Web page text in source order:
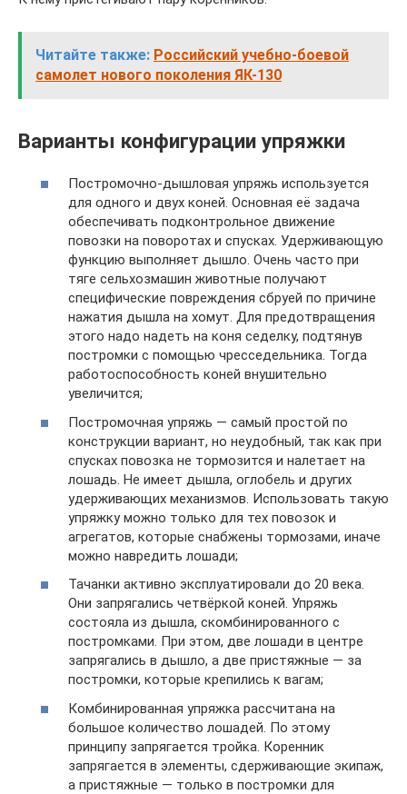
Читайте также: Российский учебно-боевой
самолет нового поколения ЯК-130
Варианты конфигурации упряжки
Постромочно-дышловая упряжь используется
для одного и двух коней. Основная её задача
обеспечивать подконтрольное движение
повозки на поворотах и спусках. Удерживающую
функцию выполняет дышло. Очень часто при
тяге сельхозмашин животные получают
специфические повреждения сбруей по причине
нажатия дышла на хомут. Для предотвращения
этого надо надеть на коня седелку, подтянув
постромки с помощью чресседельника. Тогда
работоспособность коней внушительно
увеличится;
Постромочная упряжь — самый простой по
конструкции вариант, но неудобный, так как при
спусках повозка не тормозится и налетает на
лошадь. Не имеет дышла, оглобель и других
удерживающих механизмов. Использовать такую
упряжку можно только для тех повозок и
агрегатов, которые снабжены тормозами, иначе
можно навредить лошади;
Тачанки активно эксплуатировали до 20 века.
Они запрягались четвёркой коней. Упряжь
состояла из дышла, скомбинированного с
постромками. При этом, две лошади в центре
запрягались в дышло, а две пристяжные — за
постромки, которые крепились к вагам;
Комбинированная упряжка рассчитана на
большое количество лошадей. По этому
принципу запрягается тройка. Коренник
запрягается в элементы, сдерживающие экипаж,
а пристяжные — только в постромки для